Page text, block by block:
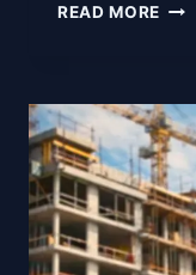
READ MORE POR
EN
DE
LAS